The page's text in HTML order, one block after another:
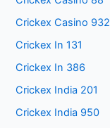
Crickex Casino 932
Crickex In 131
Crickex In 386
Crickex India 201
Crickex India 950